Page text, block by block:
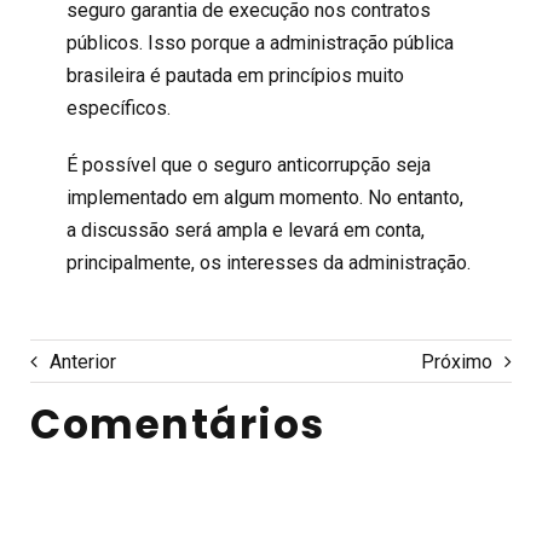
seguro garantia de execução nos contratos
públicos. Isso porque a administração pública
brasileira é pautada em princípios muito
específicos.
É possível que o seguro anticorrupção seja
implementado em algum momento. No entanto,
a discussão será ampla e levará em conta,
principalmente, os interesses da administração.
Anterior Próximo
Comentários